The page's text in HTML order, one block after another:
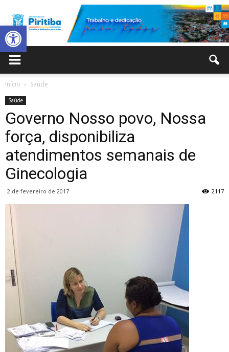
Abrir a barra de ferramentas
de
Piritiba
Início Saúde
Saúde
Governo Nosso povo, Nossa
força, disponibiliza
atendimentos semanais de
Ginecologia
2 de fevereiro de 2017 2117